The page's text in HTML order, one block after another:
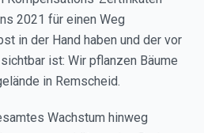
2021 für einen Weg
in der Hand haben und der vor
ist: Wir pflanzen Bäume
in Remscheid.
Wachstum hinweg